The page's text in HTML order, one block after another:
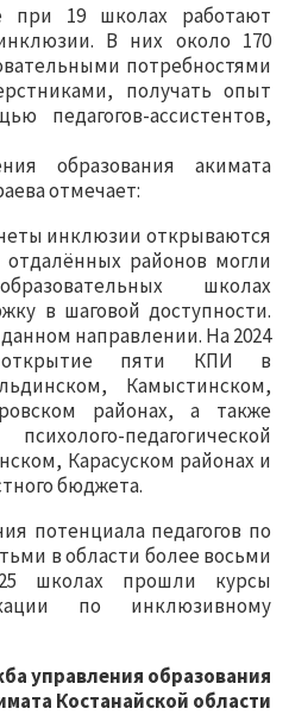
при 19 школах работают
В них около 170
потребностями
получать опыт
педагогов-ассистентов,
образования акимата
отмечает:
инклюзии открываются
районов могли
школах
в шаговой доступности.
направлении. На 2024
открытие пяти КПИ в
Камыстинском,
районах, а также
педагогической
Карасуском районах и
бюджета.
потенциала педагогов по
в области более восьми
школах прошли курсы
по инклюзивному
управления образования
Костанайской области